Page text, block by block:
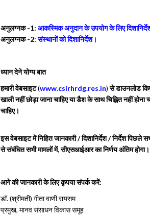
अनुलग्नक -1: आकस्मिक अनुदान के उपयोग के लिए
अनुलग्नक -2: संस्थानों को दिशानिर्देश।
ध्यान देने योग्य बात
हमारी वेबसाइट(www.csirhrdg.res.in)से डाउनलोड
खाली नहीं छोड़ा जाना चाहिए या डैश के साथ चिह्नित नहीं
चाहिए।
इस वेबसाइट में निहित जानकारी / दिशानिर्देश / निर्देश पिछले
से संबंधित सभी मामलों में, सीएसआईआर का निर्णय अंतिम होगा।
आगे की जानकारी के लिए कृपया संपर्क करें:
डॉ. (श्रीमती) गीता वाणी रायसम
प्रमुख, मानव संसाधन विकास समूह